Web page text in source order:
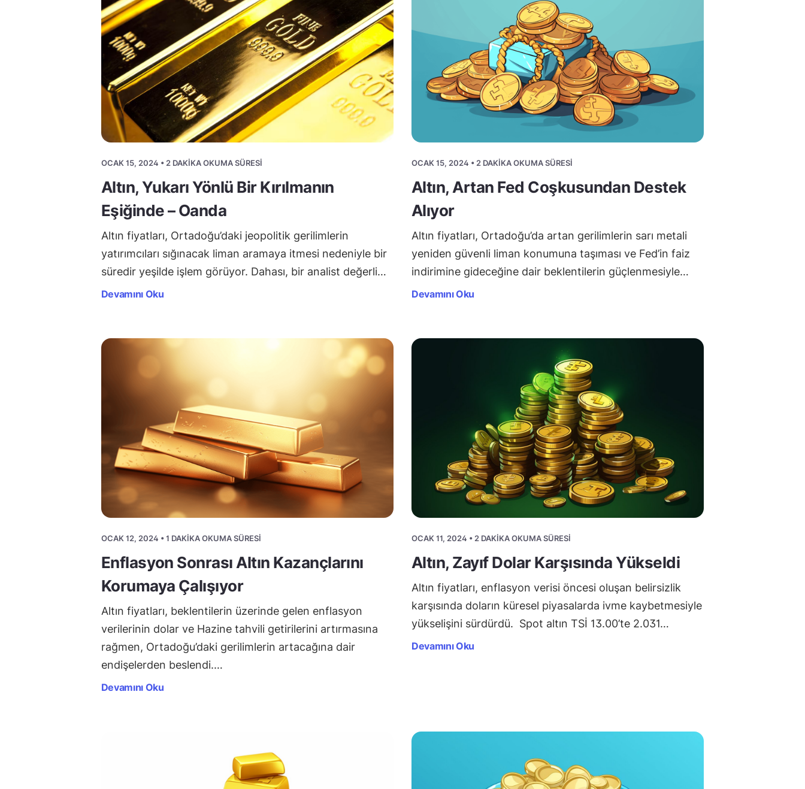
OCAK 15, 2024 • 2 DAKIKA OKUMA SÜRESI
Altın, Yukarı Yönlü Bir Kırılmanın
Eşiğinde – Oanda
Altın fiyatları, Ortadoğu’daki jeopolitik gerilimlerin
yatırımcıları sığınacak liman aramaya itmesi nedeniyle bir
süredir yeşilde işlem görüyor. Dahası, bir analist değerli…
Devamını Oku
OCAK 15, 2024 • 2 DAKIKA OKUMA SÜRESI
Altın, Artan Fed Coşkusundan Destek
Alıyor
Altın fiyatları, Ortadoğu’da artan gerilimlerin sarı metali
yeniden güvenli liman konumuna taşıması ve Fed’in faiz
indirimine gideceğine dair beklentilerin güçlenmesiyle…
Devamını Oku
OCAK 12, 2024 • 1 DAKIKA OKUMA SÜRESI
Enflasyon Sonrası Altın Kazançlarını
Korumaya Çalışıyor
Altın fiyatları, beklentilerin üzerinde gelen enflasyon
verilerinin dolar ve Hazine tahvili getirilerini artırmasına
rağmen, Ortadoğu’daki gerilimlerin artacağına dair
endişelerden beslendi.…
Devamını Oku
OCAK 11, 2024 • 2 DAKIKA OKUMA SÜRESI
Altın, Zayıf Dolar Karşısında Yükseldi
Altın fiyatları, enflasyon verisi öncesi oluşan belirsizlik
karşısında doların küresel piyasalarda ivme kaybetmesiyle
yükselişini sürdürdü. Spot altın TSİ 13.00’te 2.031…
Devamını Oku